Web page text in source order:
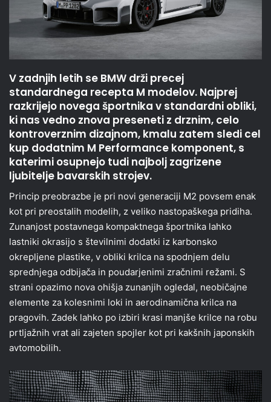
V zadnjih letih se BMW drži precej
standardnega recepta M modelov. Najprej
razkrijejo novega športnika v standardni obliki,
ki nas vedno znova preseneti z drznim, celo
kontroverznim dizajnom, kmalu zatem sledi cel
kup dodatnim M Performance komponent, s
katerimi osupnejo tudi najbolj zagrizene
ljubitelje bavarskih strojev.
Princip preobrazbe je pri novi generaciji M2 povsem enak
kot pri preostalih modelih, z veliko nastopaškega pridiha.
Zunanjost postavnega kompaktnega športnika lahko
lastniki okrasijo s številnimi dodatki iz karbonsko
okrepljene plastike, v obliki krilca na spodnjem delu
sprednjega odbijača in poudarjenimi zračnimi režami. S
strani opazimo nova ohišja zunanjih ogledal, neobičajne
elemente za kolesnimi loki in aerodinamična krilca na
pragovih. Zadek lahko po izbiri krasi manjše krilce na robu
prtljažnih vrat ali zajeten spojler kot pri kakšnih japonskih
avtomobilih.